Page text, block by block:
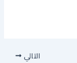
التالي